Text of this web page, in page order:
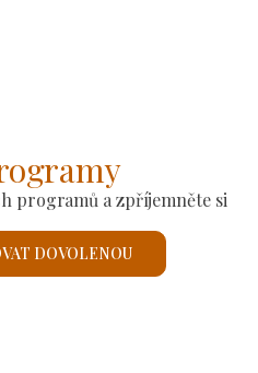
programů a zpříjemněte si
DOVOLENOU